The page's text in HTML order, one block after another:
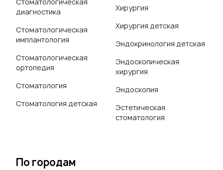
диагностика
Стоматологическая
имплантология
Стоматологическая
ортопедия
Стоматология
Стоматология детская
Хирургия
Хирургия детская
Эндокринология детская
Эндоскопическая
хирургия
Эндоскопия
Эстетическая
стоматология
По городам